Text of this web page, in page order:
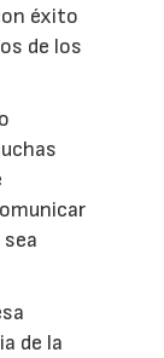
éxito
de los
sea
de la